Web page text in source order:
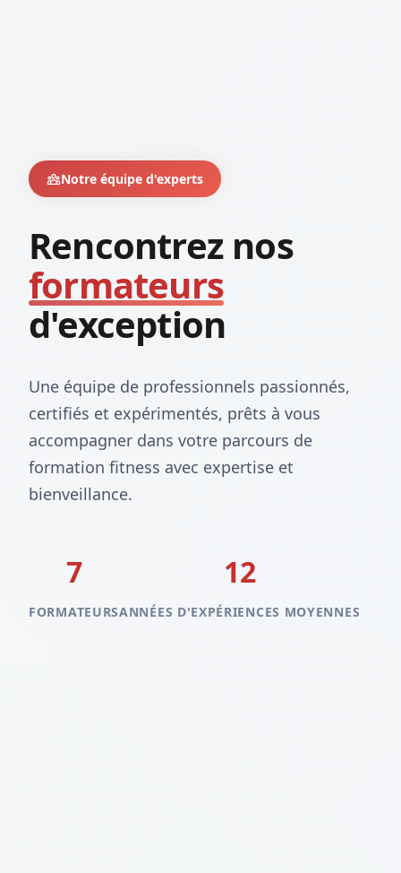
Notre équipe d'experts
Rencontrez nos
formateurs
d'exception
Une équipe de professionnels passionnés,
certifiés et expérimentés, prêts à vous
accompagner dans votre parcours de
formation fitness avec expertise et
bienveillance.
7
FORMATEURS
12
ANNÉES D'EXPÉRIENCES MOYENNES